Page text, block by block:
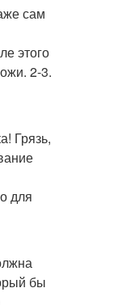
сам
этого
2-3.
Грязь,
для
бы